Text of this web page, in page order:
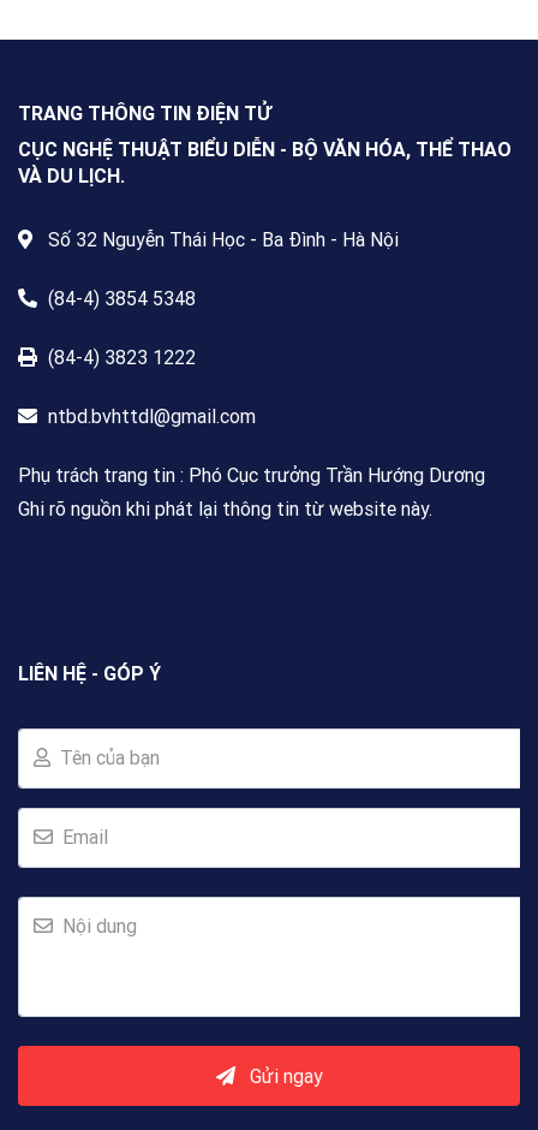
Nam trong và ngoài nước, không
giới hạn độ tuổi, nghề nghiệp hay
nơi cư trú.
TRANG THÔNG TIN ĐIỆN TỬ
CỤC NGHỆ THUẬT BIỂU DIỄN - BỘ VĂN HÓA, THỂ THAO
VÀ DU LỊCH.
Số 32 Nguyễn Thái Học - Ba Đình - Hà Nội
(84-4) 3854 5348
(84-4) 3823 1222
ntbd.bvhttdl@gmail.com
Phụ trách trang tin : Phó Cục trưởng Trần Hướng Dương
Ghi rõ nguồn khi phát lại thông tin từ website này.
LIÊN HỆ - GÓP Ý
Tên của bạn
Email
Nội dung
Gửi ngay